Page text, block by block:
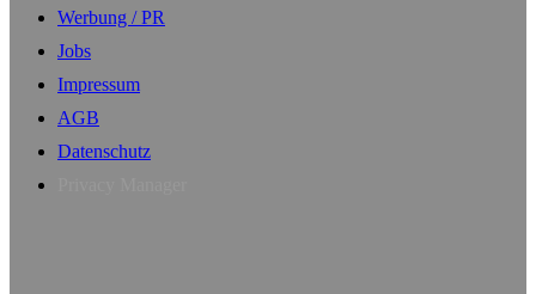
Werbung / PR
Jobs
Impressum
AGB
Datenschutz